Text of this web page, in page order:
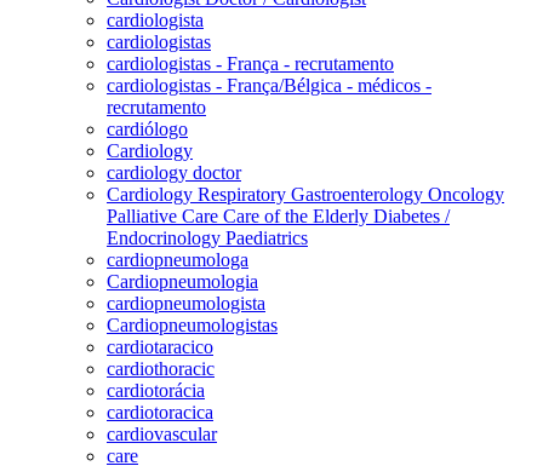
cardiologista
cardiologistas
cardiologistas - França - recrutamento
cardiologistas - França/Bélgica - médicos -
recrutamento
cardiólogo
Cardiology
cardiology doctor
Cardiology Respiratory Gastroenterology Oncology
Palliative Care Care of the Elderly Diabetes /
Endocrinology Paediatrics
cardiopneumologa
Cardiopneumologia
cardiopneumologista
Cardiopneumologistas
cardiotaracico
cardiothoracic
cardiotorácia
cardiotoracica
cardiovascular
care